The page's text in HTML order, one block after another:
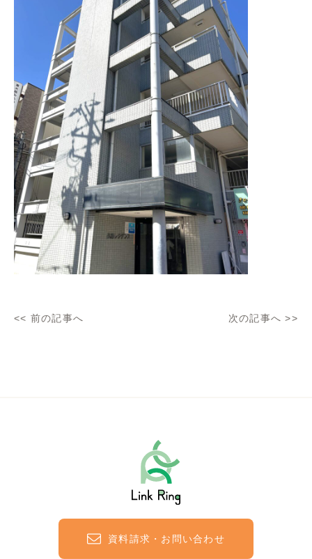
<< 前の記事へ 次の記事へ >>
資料請求・お問い合わせ